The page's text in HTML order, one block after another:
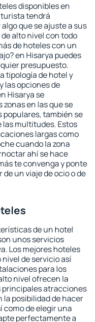
disponibles en
tendrá
que se ajuste a sus
alto nivel con todo
de hoteles con un
en Hisarya puedes
presupuesto.
tipología de hotel y
las opciones de
Hisarya se
en las que se
también se
multitudes. Estos
largas como
cuando la zona
ahí se hace
te convenga y ponte
un viaje de ocio o de
de un hotel
unos servicios
Los mejores hoteles
de servicio así
para los
nivel ofrecen la
principales atracciones
la posibilidad de hacer
de elegir una
perfectamente a